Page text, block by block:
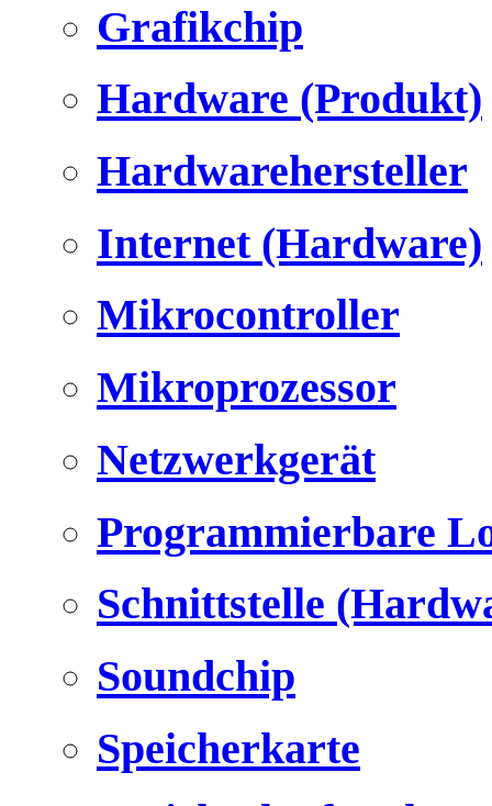
Grafikchip
Hardware (Produkt)
Hardwarehersteller
Internet (Hardware)
Mikrocontroller
Mikroprozessor
Netzwerkgerät
Programmierbare
Schnittstelle
Soundchip
Speicherkarte